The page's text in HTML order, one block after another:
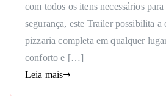
com todos os itens necessários
segurança, este Trailer possibilita a
pizzaria completa em qualquer
conforto e […]
Leia mais